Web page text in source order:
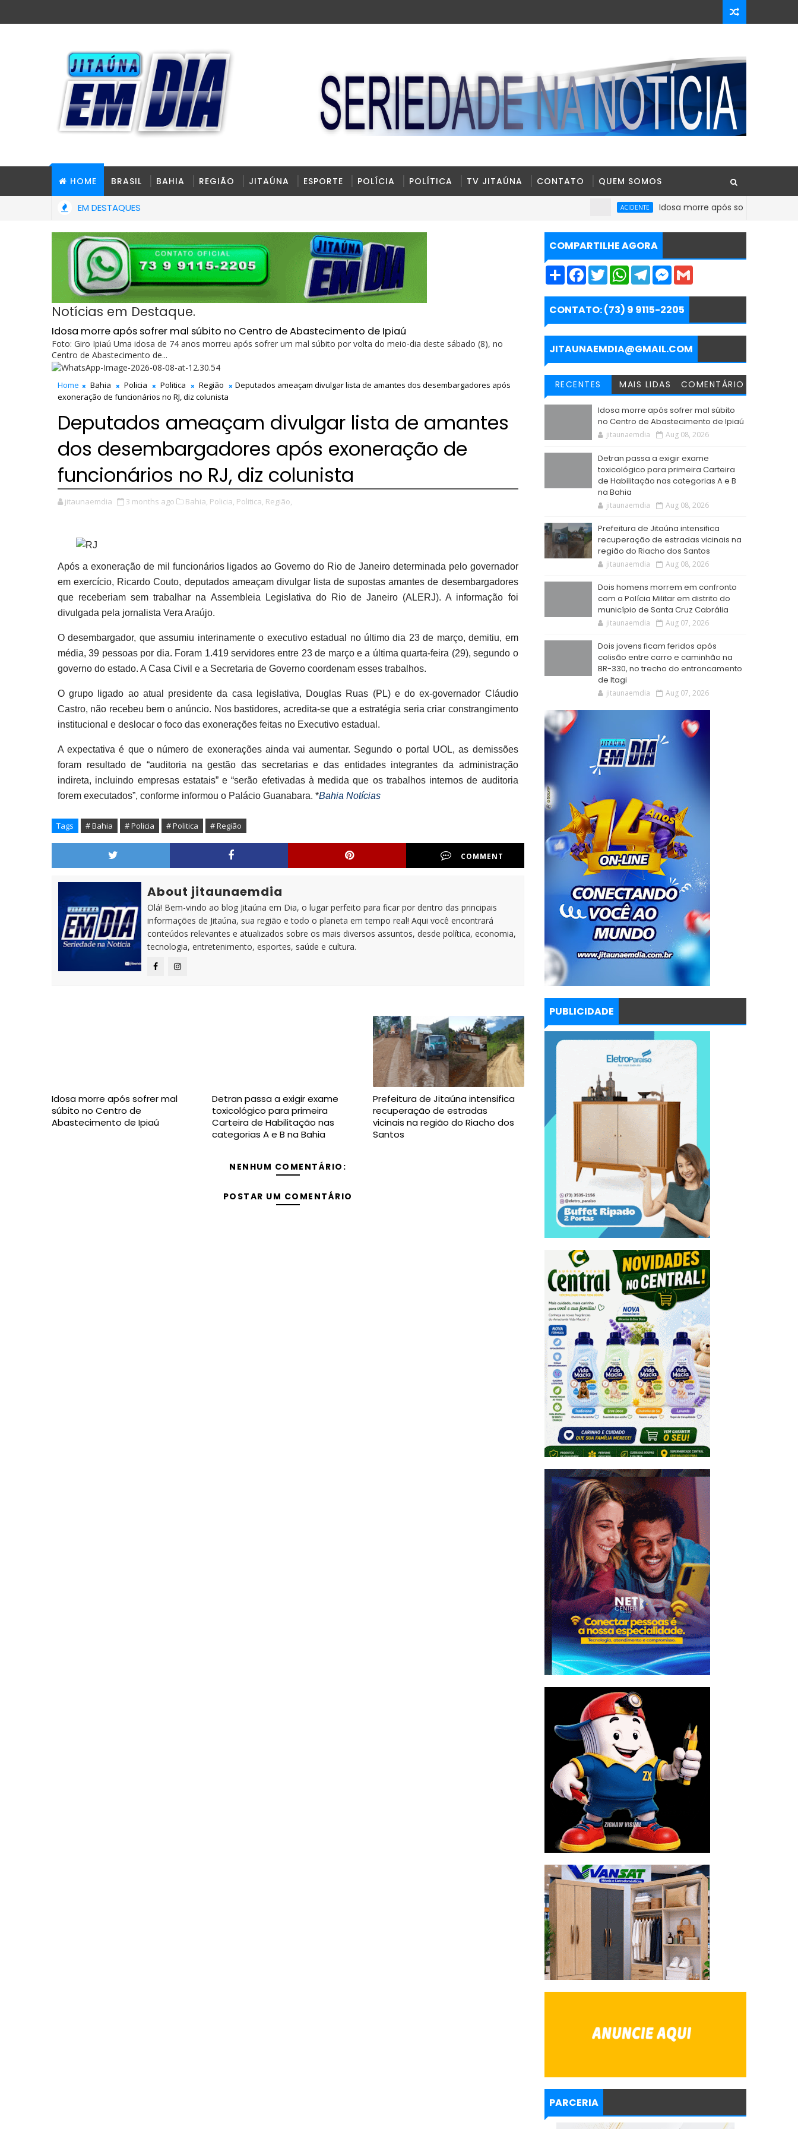
HOME BRASIL BAHIA REGIÃO JITAÚNA ESPORTE POLÍCIA POLÍTICA TV JITAÚNA CONTATO QUEM SOMOS
EM DESTAQUES Idosa morre após sofrer mal súbito no
Notícias em Destaque.
Idosa morre após sofrer mal súbito no Centro de Abastecimento de Ipiaú
Foto: Giro Ipiaú Uma idosa de 74 anos morreu após sofrer um mal súbito por volta do meio-dia deste sábado (8), no
Centro de Abastecimento de...
Home Bahia Policia Politica Região
Deputados ameaçam divulgar lista de amantes dos desembargadores após
exoneração de funcionários no RJ, diz colunista
Deputados ameaçam divulgar lista de amantes
dos desembargadores após exoneração de
funcionários no RJ, diz colunista
jitaunaemdia 3 months ago Bahia, Policia, Politica, Região,
Após a exoneração de mil funcionários ligados ao Governo do Rio de Janeiro determinada pelo governador
em exercício, Ricardo Couto, deputados ameaçam divulgar lista de supostas amantes de desembargadores
que receberiam sem trabalhar na Assembleia Legislativa do Rio de Janeiro (ALERJ). A informação foi
divulgada pela jornalista Vera Araújo.
O desembargador, que assumiu interinamente o executivo estadual no último dia 23 de março, demitiu, em
média, 39 pessoas por dia. Foram 1.419 servidores entre 23 de março e a última quarta-feira (29), segundo o
governo do estado. A Casa Civil e a Secretaria de Governo coordenam esses trabalhos.
O grupo ligado ao atual presidente da casa legislativa, Douglas Ruas (PL) e do ex-governador Cláudio
Castro, não recebeu bem o anúncio. Nos bastidores, acredita-se que a estratégia seria criar constrangimento
institucional e deslocar o foco das exonerações feitas no Executivo estadual.
A expectativa é que o número de exonerações ainda vai aumentar. Segundo o portal UOL, as demissões
foram resultado de “auditoria na gestão das secretarias e das entidades integrantes da administração
indireta, incluindo empresas estatais” e “serão efetivadas à medida que os trabalhos internos de auditoria
forem executados”, conforme informou o Palácio Guanabara. *Bahia Notícias
Tags # Bahia # Policia # Politica # Região
COMMENT
About jitaunaemdia
Olá! Bem-vindo ao blog Jitaúna em Dia, o lugar perfeito para ficar por dentro das principais
informações de Jitaúna, sua região e todo o planeta em tempo real! Aqui você encontrará
conteúdos relevantes e atualizados sobre os mais diversos assuntos, desde política, economia,
tecnologia, entretenimento, esportes, saúde e cultura.
Idosa morre após sofrer mal
súbito no Centro de
Abastecimento de Ipiaú
Detran passa a exigir exame
toxicológico para primeira
Carteira de Habilitação nas
categorias A e B na Bahia
Prefeitura de Jitaúna intensifica
recuperação de estradas
vicinais na região do Riacho dos
Santos
NENHUM COMENTÁRIO:
POSTAR UM COMENTÁRIO
COMPARTILHE AGORA
S
r
e
F
e
b
o
k
T
w
t
t
e
r
W
t
s
p
p
T
e
g
a
m
M
s
e
g
e
r
i
CONTATO: (73) 9 9115-2205
JITAUNAEMDIA@GMAIL.COM
RECENTES MAIS LIDAS COMENTÁRIO
Idosa morre após sofrer mal súbito
no Centro de Abastecimento de Ipiaú
jitaunaemdia Aug 08, 2026
Detran passa a exigir exame
toxicológico para primeira Carteira
de Habilitação nas categorias A e B
na Bahia
jitaunaemdia Aug 08, 2026
Prefeitura de Jitaúna intensifica
recuperação de estradas vicinais na
região do Riacho dos Santos
jitaunaemdia Aug 08, 2026
Dois homens morrem em confronto
com a Polícia Militar em distrito do
município de Santa Cruz Cabrália
jitaunaemdia Aug 07, 2026
Dois jovens ficam feridos após
colisão entre carro e caminhão na
BR-330, no trecho do entroncamento
de Itagi
jitaunaemdia Aug 07, 2026
PUBLICIDADE
PARCERIA